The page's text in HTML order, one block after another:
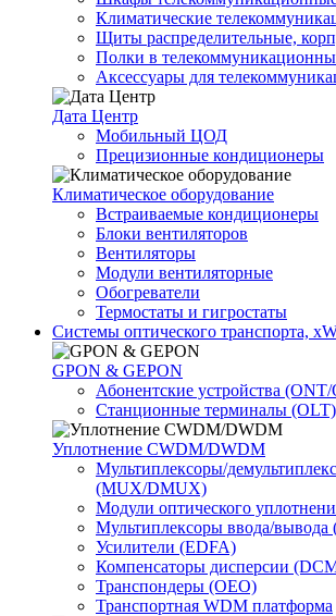
Климатические
Щиты распределительные,
Полки в
Аксессуары для
Дата Центр
Мобильный ЦОД
Прецизионные кондиционеры
Климатичeское оборудование
Встраиваемые кондиционеры
Блоки вентиляторов
Вентиляторы
Модули вентиляторные
Обогреватели
Термостаты и гигростаты
Системы оптического транспорта,
GPON & GEPON
Абонентские устройства
Станционные терминалы (OLT)
Уплотнение CWDM/DWDM
Мультиплексоры/
(MUX/DMUX)
Модули оптического
Мультиплексоры ввода/
Усилители (EDFA)
Компенсаторы дисперсии
Транспондеры (OEO)
Транспортная WDM платформа